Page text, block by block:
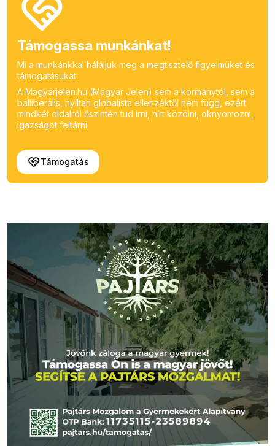
Támogassa munkánkat!
Mi a munkánkkal háláljuk meg a megtisztelő figyelmüket és
támogatásukat.
A Magyarjelen.hu (Magyar Jelen) sem a kormánytól, sem a
balliberális, nyíltan globalista ellenzéktől nem függ, ezért
mindkét oldalról őszintén tud írni, hírt közölni, oknyomozni,
igazságot feltárni.
Támogatás